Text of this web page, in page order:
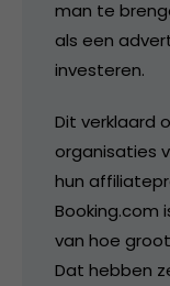
man te
als een
investeren.
Dit verklaard
organisaties
hun
Booking.com
van hoe
Dat hebben